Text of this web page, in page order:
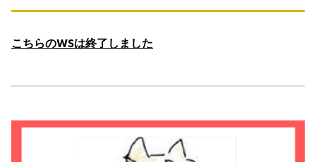
こちらのWSは終了しました